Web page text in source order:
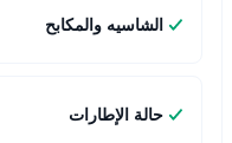
الشاسيه والمكابح
حالة الإطارات